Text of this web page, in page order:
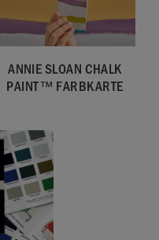
Importiert und
Europe GmbH.
ANNIE SLOAN CHALK
PAINT™ FARBKARTE